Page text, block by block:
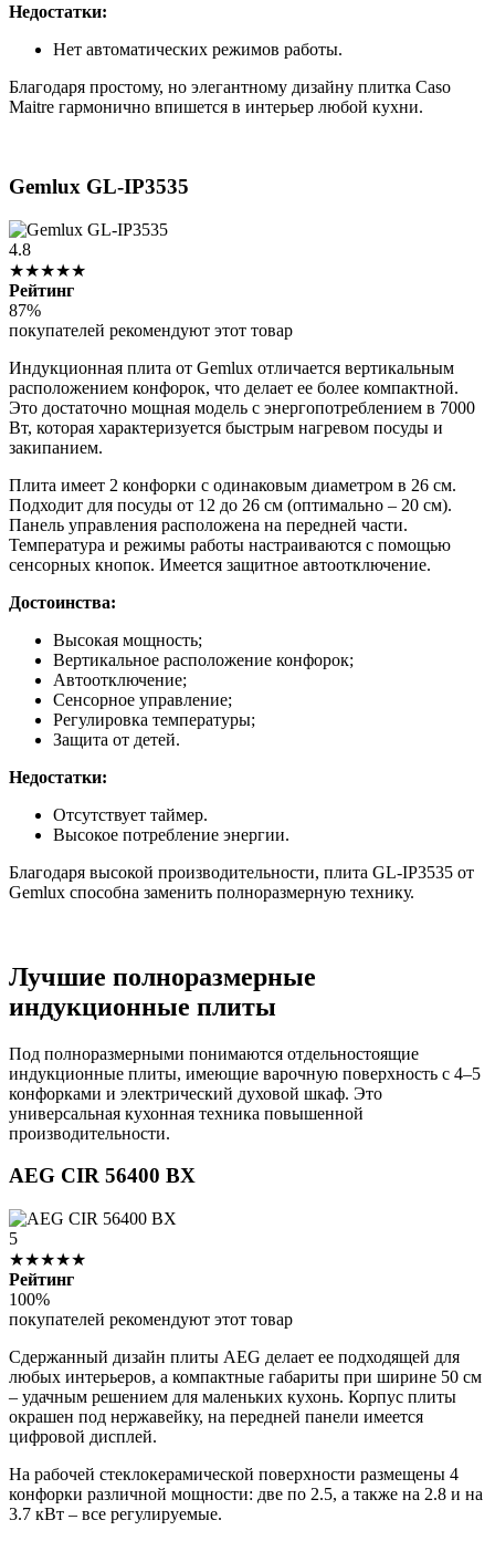
Недостатки:
Нет автоматических режимов работы.
Благодаря простому, но элегантному дизайну плитка Caso
Maitre гармонично впишется в интерьер любой кухни.
Gemlux GL-IP3535
4.8
★★★★★
Рейтинг
87%
покупателей рекомендуют этот товар
Индукционная плита от Gemlux отличается вертикальным
расположением конфорок, что делает ее более компактной.
Это достаточно мощная модель с энергопотреблением в 7000
Вт, которая характеризуется быстрым нагревом посуды и
закипанием.
Плита имеет 2 конфорки с одинаковым диаметром в 26 см.
Подходит для посуды от 12 до 26 см (оптимально – 20 см).
Панель управления расположена на передней части.
Температура и режимы работы настраиваются с помощью
сенсорных кнопок. Имеется защитное автоотключение.
Достоинства:
Высокая мощность;
Вертикальное расположение конфорок;
Автоотключение;
Сенсорное управление;
Регулировка температуры;
Защита от детей.
Недостатки:
Отсутствует таймер.
Высокое потребление энергии.
Благодаря высокой производительности, плита GL-IP3535 от
Gemlux способна заменить полноразмерную технику.
Лучшие полноразмерные
индукционные плиты
Под полноразмерными понимаются отдельностоящие
индукционные плиты, имеющие варочную поверхность с 4–5
конфорками и электрический духовой шкаф. Это
универсальная кухонная техника повышенной
производительности.
AEG CIR 56400 BX
5
★★★★★
Рейтинг
100%
покупателей рекомендуют этот товар
Сдержанный дизайн плиты AEG делает ее подходящей для
любых интерьеров, а компактные габариты при ширине 50 см
– удачным решением для маленьких кухонь. Корпус плиты
окрашен под нержавейку, на передней панели имеется
цифровой дисплей.
На рабочей стеклокерамической поверхности размещены 4
конфорки различной мощности: две по 2.5, а также на 2.8 и на
3.7 кВт – все регулируемые.